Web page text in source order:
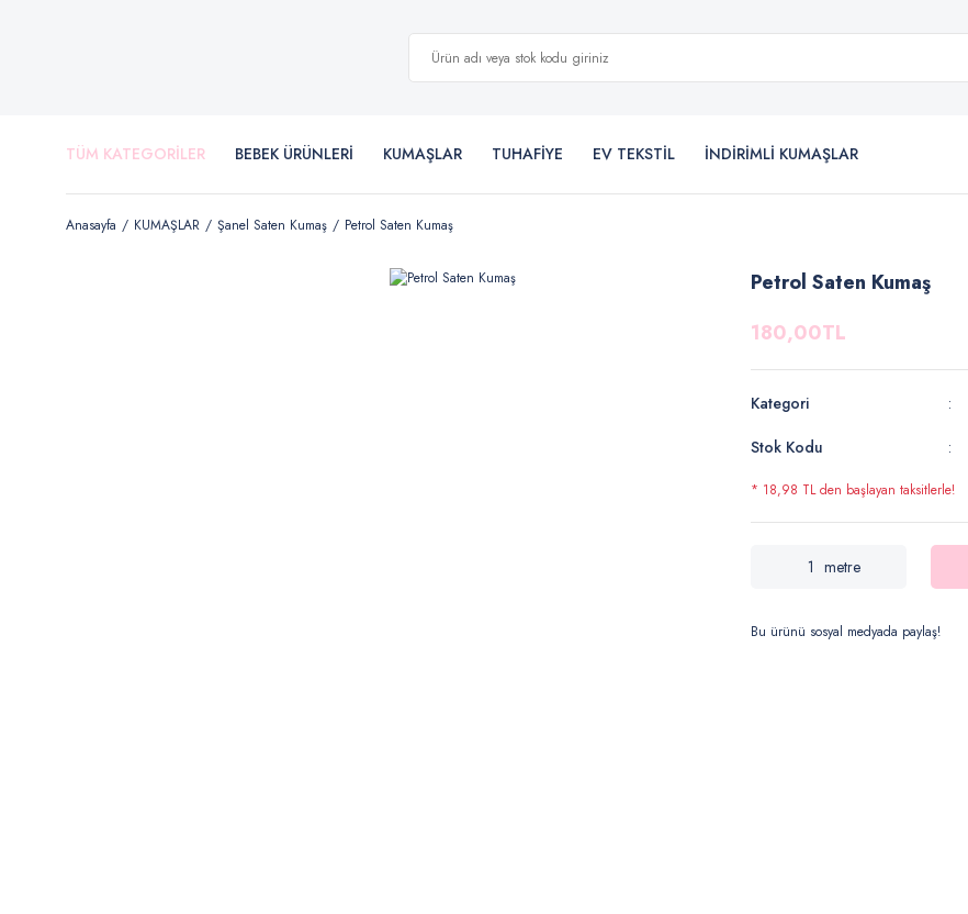
TÜM KATEGORİLER BEBEK ÜRÜNLERİ KUMAŞLAR TUHAFİYE EV TEKSTİL İNDİRİMLİ KUMAŞLAR
Anasayfa KUMAŞLAR Şanel Saten Kumaş Petrol Saten Kumaş
Petrol Saten Kumaş
180,00TL
Kategori
Stok Kodu
* 18,98 TL den başlayan taksitlerle!
metre
Bu ürünü sosyal medyada paylaş!